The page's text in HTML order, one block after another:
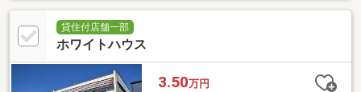
貸住付店舗一部
ホワイトハウス
3.50万円